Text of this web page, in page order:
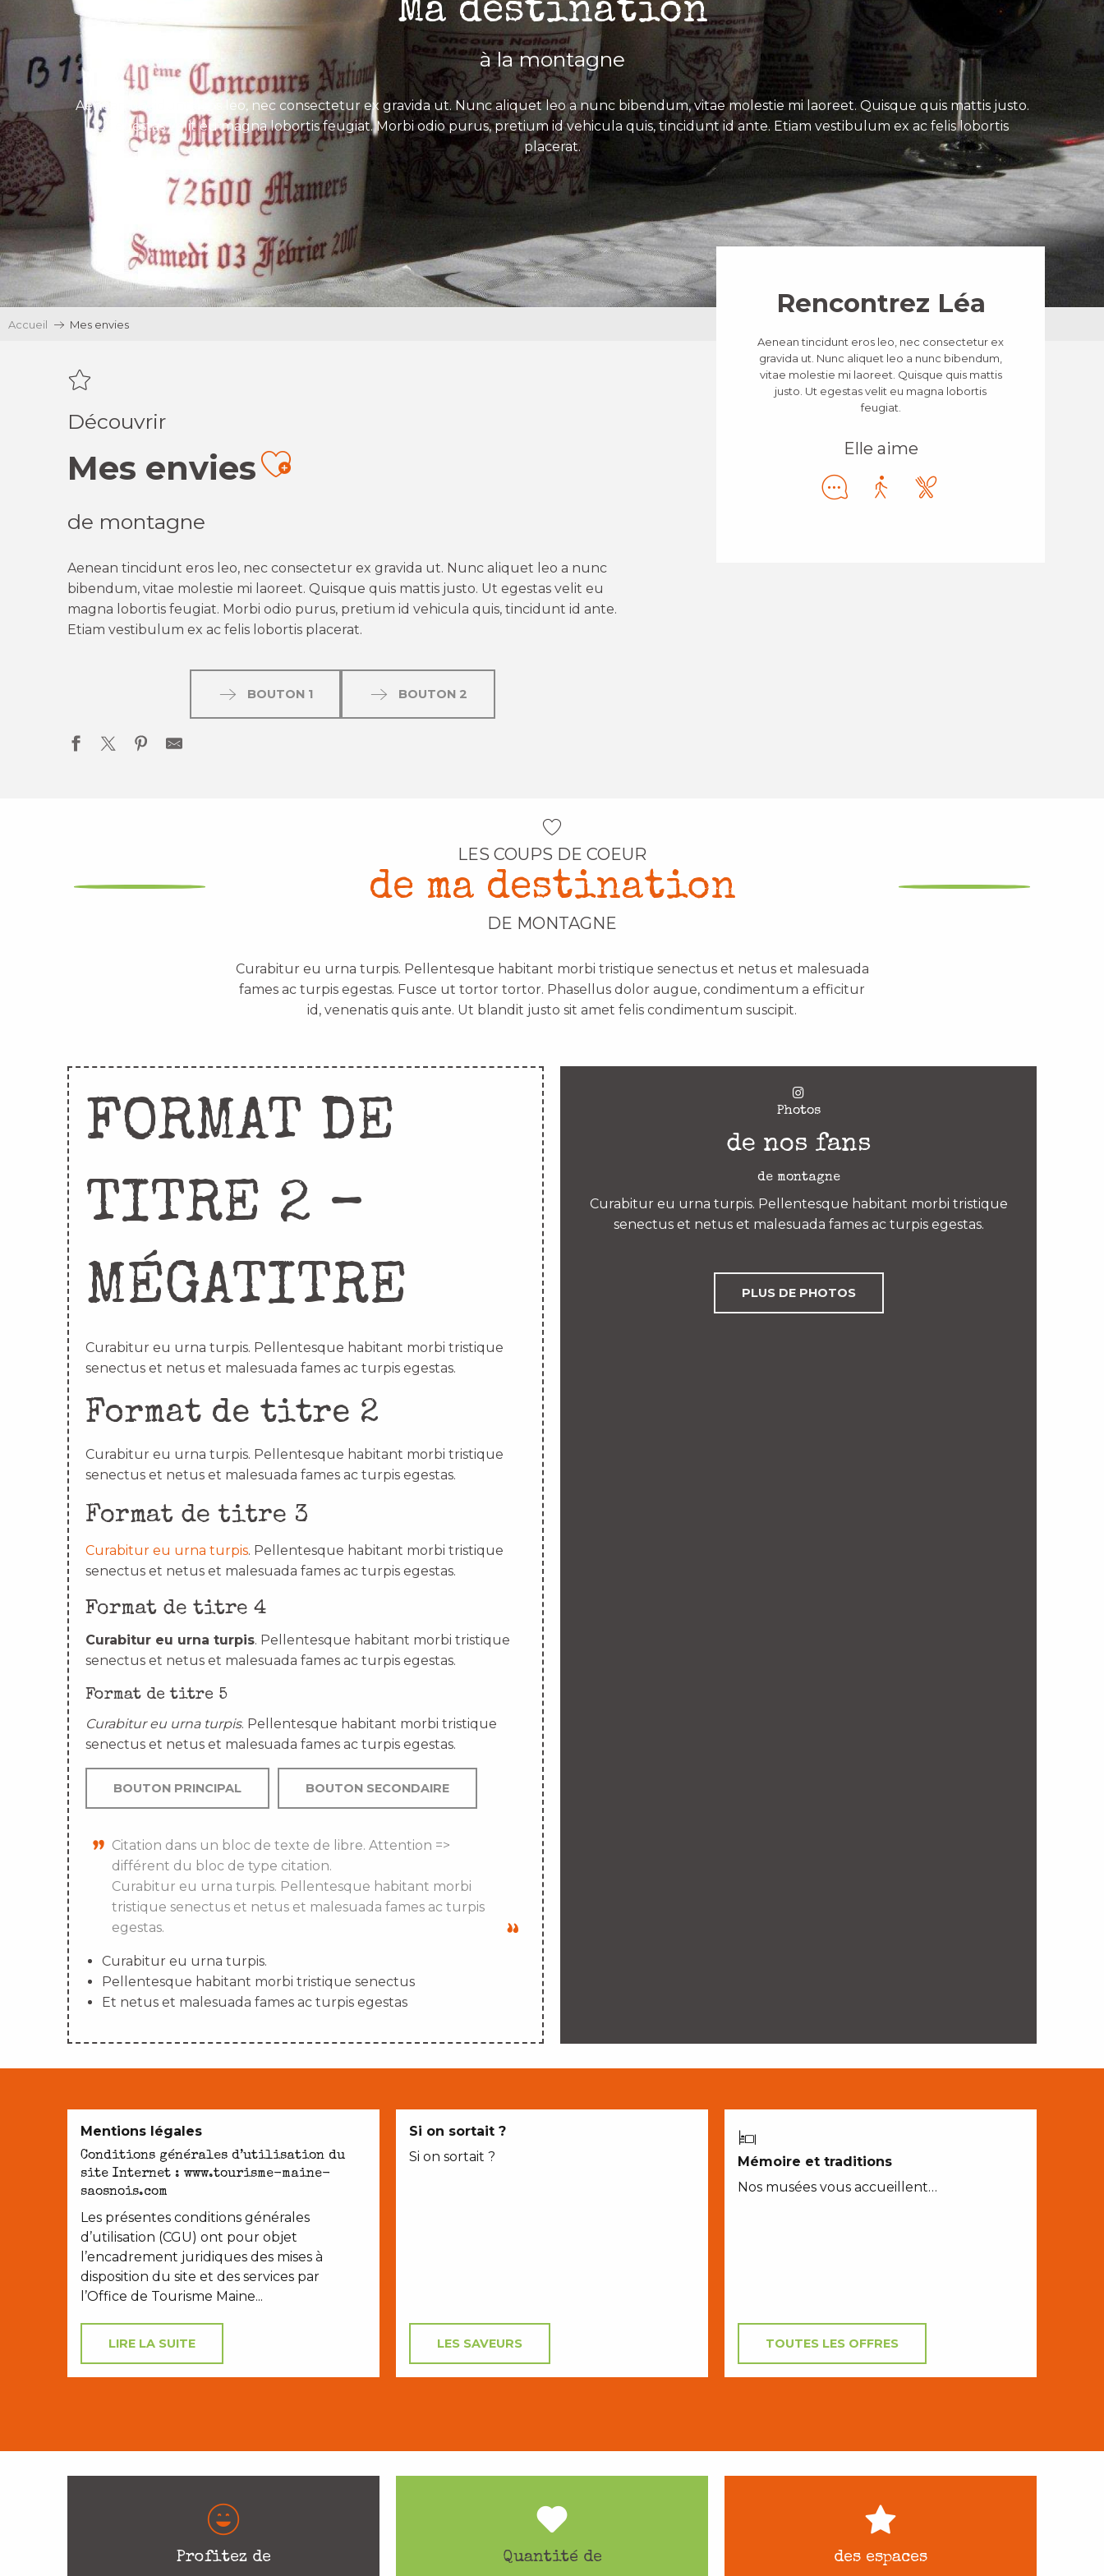
Ma destination
à la montagne
Aenean tincidunt eros leo, nec consectetur ex gravida ut. Nunc aliquet leo a nunc bibendum, vitae molestie mi laoreet. Quisque quis mattis justo.
Ut egestas velit eu magna lobortis feugiat. Morbi odio purus, pretium id vehicula quis, tincidunt id ante. Etiam vestibulum ex ac felis lobortis
placerat.
Accueil Mes envies
Découvrir
Mes enviesAjouter aux favoris
de montagne
Aenean tincidunt eros leo, nec consectetur ex gravida ut. Nunc aliquet leo a nunc
bibendum, vitae molestie mi laoreet. Quisque quis mattis justo. Ut egestas velit eu
magna lobortis feugiat. Morbi odio purus, pretium id vehicula quis, tincidunt id ante.
Etiam vestibulum ex ac felis lobortis placerat.
BOUTON 1 BOUTON 2
Rencontrez Léa
Aenean tincidunt eros leo, nec consectetur ex
gravida ut. Nunc aliquet leo a nunc bibendum,
vitae molestie mi laoreet. Quisque quis mattis
justo. Ut egestas velit eu magna lobortis
feugiat.
Elle aime
LES COUPS DE COEUR
de ma destination
DE MONTAGNE
Curabitur eu urna turpis. Pellentesque habitant morbi tristique senectus et netus et malesuada
fames ac turpis egestas. Fusce ut tortor tortor. Phasellus dolor augue, condimentum a efficitur
id, venenatis quis ante. Ut blandit justo sit amet felis condimentum suscipit.
FORMAT DE
TITRE 2 –
MÉGATITRE
Curabitur eu urna turpis. Pellentesque habitant morbi tristique
senectus et netus et malesuada fames ac turpis egestas.
Format de titre 2
Curabitur eu urna turpis. Pellentesque habitant morbi tristique
senectus et netus et malesuada fames ac turpis egestas.
Format de titre 3
Curabitur eu urna turpis. Pellentesque habitant morbi tristique
senectus et netus et malesuada fames ac turpis egestas.
Format de titre 4
Curabitur eu urna turpis. Pellentesque habitant morbi tristique
senectus et netus et malesuada fames ac turpis egestas.
Format de titre 5
Curabitur eu urna turpis. Pellentesque habitant morbi tristique
senectus et netus et malesuada fames ac turpis egestas.
BOUTON PRINCIPAL BOUTON SECONDAIRE
Citation dans un bloc de texte de libre. Attention =>
différent du bloc de type citation.
Curabitur eu urna turpis. Pellentesque habitant morbi
tristique senectus et netus et malesuada fames ac turpis
egestas.
Curabitur eu urna turpis.
Pellentesque habitant morbi tristique senectus
Et netus et malesuada fames ac turpis egestas
Photos
de nos fans
de montagne
Curabitur eu urna turpis. Pellentesque habitant morbi tristique
senectus et netus et malesuada fames ac turpis egestas.
PLUS DE PHOTOS
Mentions légales
Conditions générales d’utilisation du
site Internet : www.tourisme-maine-
saosnois.com
Les présentes conditions générales
d’utilisation (CGU) ont pour objet
l’encadrement juridiques des mises à
disposition du site et des services par
l’Office de Tourisme Maine...
LIRE LA SUITE
Si on sortait ?
Si on sortait ?
LES SAVEURS
Mémoire et traditions
Nos musées vous accueillent…
TOUTES LES OFFRES
Profitez de Quantité de des espaces